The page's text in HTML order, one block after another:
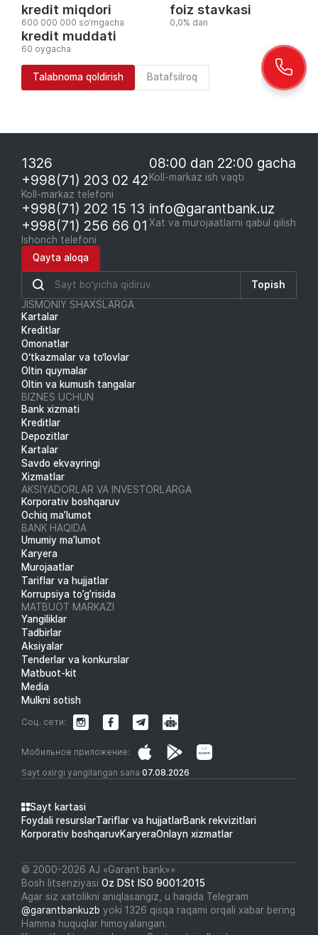
kredit miqdori
600 000 000 so‘mgacha
foiz stavkasi
0,0% dan
kredit muddati
60 oygacha
Talabnoma qoldirish Batafsilroq
1326
+998(71) 203 02 42
Koll-markaz telefoni
08:00 dan 22:00 gacha
Koll-markaz ish vaqti
+998(71) 202 15 13
+998(71) 256 66 01
Ishonch telefoni
info@garantbank.uz
Xat va murojaatlarni qabul qilish
Qayta aloqa
Topish
JISMONIY SHAXSLARGA
Kartalar
Kreditlar
Omonatlar
O‘tkazmalar va to‘lovlar
Oltin quymalar
Oltin va kumush tangalar
BIZNES UCHUN
Bank xizmati
Kreditlar
Depozitlar
Kartalar
Savdo ekvayringi
Xizmatlar
AKSIYADORLAR VA INVESTORLARGA
Korporativ boshqaruv
Ochiq ma’lumot
BANK HAQIDA
Umumiy ma’lumot
Karyera
Murojaatlar
Tariflar va hujjatlar
Korrupsiya to’g’risida
MATBUOT MARKAZI
Yangiliklar
Tadbirlar
Aksiyalar
Tenderlar va konkurslar
Matbuot-kit
Media
Mulkni sotish
Sayt oxirgi yangilangan sana 07.08.2026
Мобильное приложение:
Соц. сети:
Sayt kartasi
Foydali resurslarTariflar va hujjatlarBank rekvizitlari
Korporativ boshqaruvKaryeraOnlayn xizmatlar
© 2000-2026 АJ «Garant bank»»
Bosh litsenziyasi Oz DSt ISO 9001:2015
Agar siz xatolikni aniqlasangiz, u haqida Telegram
@garantbankuzb yoki 1326 qisqa raqami orqali xabar bering
Hamma huquqlar himoyalangan.